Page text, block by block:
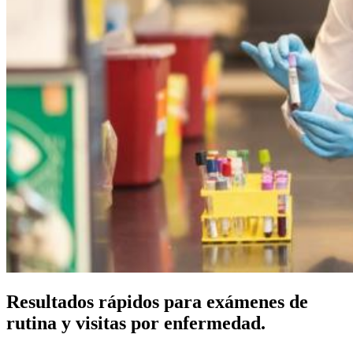
Resultados rápidos para exámenes de
rutina y visitas por enfermedad.